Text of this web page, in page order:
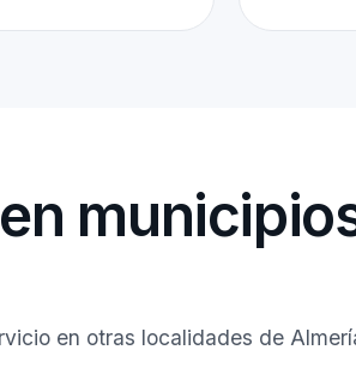
en otras localidades de